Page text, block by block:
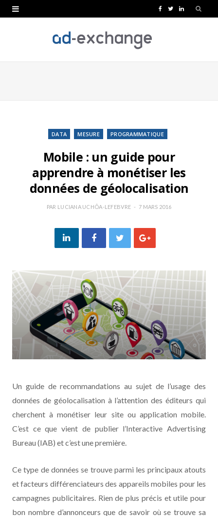
e
k
T
t
L
k
DATA MESURE PROGRAMMATIQUE
Mobile : un guide pour
apprendre à monétiser les
données de géolocalisation
PAR LUCIANA UCHÔA-LEFEBVRE 7 MARS 2016
Un guide de recommandations au sujet de l’usage des
données de géolocalisation à l’attention des éditeurs qui
cherchent à monétiser leur site ou application mobile.
C’est ce que vient de publier l’Interactive Advertising
Bureau (IAB) et c’est une première.
Ce type de données se trouve parmi les principaux atouts
et facteurs différenciateurs des appareils mobiles pour les
campagnes publicitaires. Rien de plus précis et utile pour
bon nombre d’annonceurs que de savoir où se trouve sa